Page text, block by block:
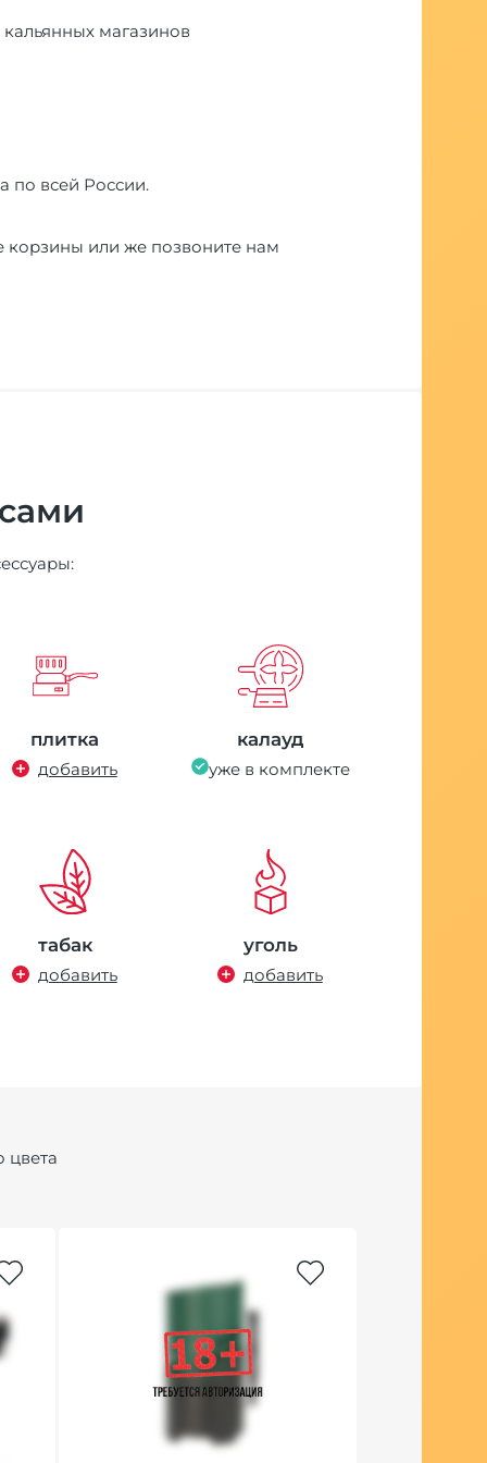
кальянных магазинов
по всей России.
корзины или же позвоните нам
плитка
добавить
калауд
уже в комплекте
табак
добавить
уголь
добавить
цвета